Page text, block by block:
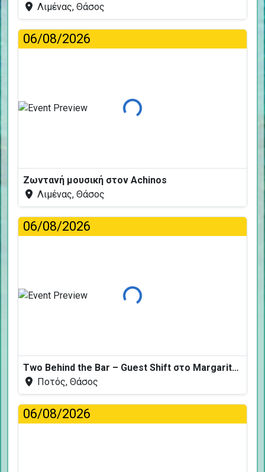
Λιμένας, Θάσος
06/08/2026
Φόρτωση...
Ζωντανή μουσική στον Achinos
Λιμένας, Θάσος
06/08/2026
Φόρτωση...
Two Behind the Bar – Guest Shift στο Margarita Fresh
Ποτός, Θάσος
06/08/2026